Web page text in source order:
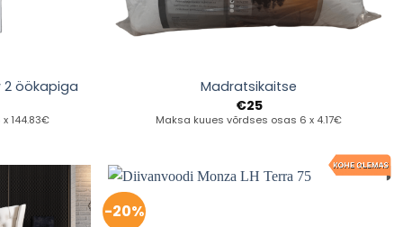
2 öökapiga
144.83€
Madratsikaitse
€25
Maksa kuues võrdses osas 6 x 4.17€
-20%